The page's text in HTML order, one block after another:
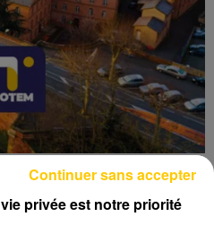
privée est notre priorité
Continuer sans accepter